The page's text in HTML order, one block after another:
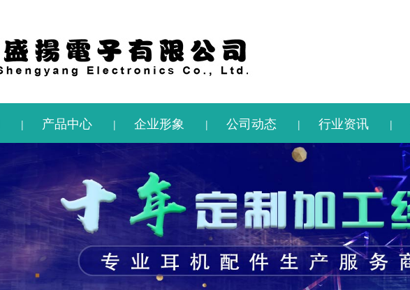
| 产品中心 | 企业形象 | 公司动态 | 行业资讯 |